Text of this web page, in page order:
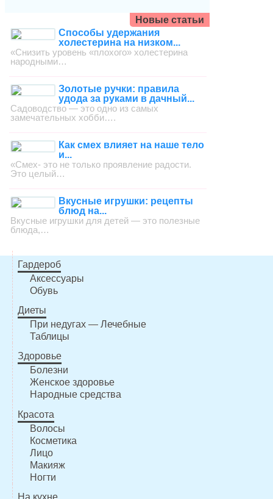
Новые статьи
Способы удержания
холестерина на низком...
«Снизить уровень «плохого» холестерина
народными…
Золотые ручки: правила
удода за руками в дачный...
Садоводство — это одно из самых
замечательных хобби….
Как смех влияет на наше тело
и...
«Смех- это не только проявление радости.
Это целый…
Вкусные игрушки: рецепты
блюд на...
Вкусные игрушки для детей — это полезные
блюда,…
Гардероб
Аксессуары
Обувь
Диеты
При недугах — Лечебные
Таблицы
Здоровье
Болезни
Женское здоровье
Народные средства
Красота
Волосы
Косметика
Лицо
Макияж
Ногти